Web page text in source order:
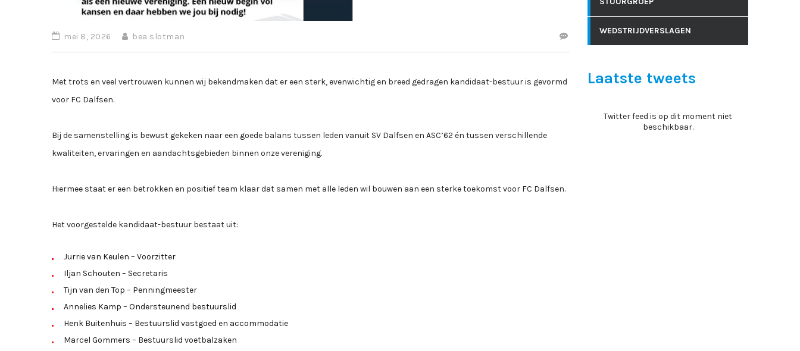
mei 8, 2026 bea slotman
Met trots en veel vertrouwen kunnen wij bekendmaken dat er een sterk, evenwichtig en breed gedragen kandidaat-bestuur is gevormd
voor FC Dalfsen.
Bij de samenstelling is bewust gekeken naar een goede balans tussen leden vanuit SV Dalfsen en ASC’62 én tussen verschillende
kwaliteiten, ervaringen en aandachtsgebieden binnen onze vereniging.
Hiermee staat er een betrokken en positief team klaar dat samen met alle leden wil bouwen aan een sterke toekomst voor FC Dalfsen.
Het voorgestelde kandidaat-bestuur bestaat uit:
Jurrie van Keulen – Voorzitter
Iljan Schouten – Secretaris
Tijn van den Top – Penningmeester
Annelies Kamp – Ondersteunend bestuurslid
Henk Buitenhuis – Bestuurslid vastgoed en accommodatie
Marcel Gommers – Bestuurslid voetbalzaken
WEDSTRIJDVERSLAGEN
Laatste tweets
Twitter feed is op dit moment niet
beschikbaar.